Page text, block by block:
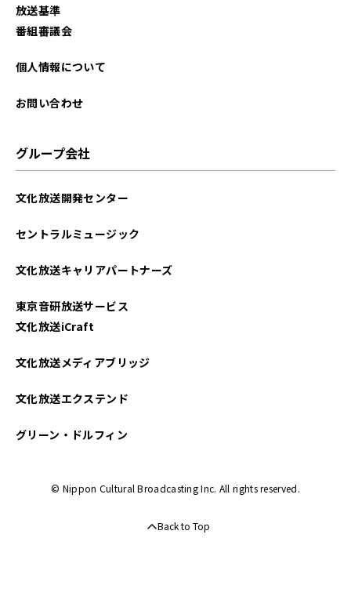
2025年09月
2025年06月
2025年01月
2024年12月
2024年11月
放送基準
番組審議会
個人情報について
お問い合わせ
グループ会社
文化放送開発センター
セントラルミュージック
文化放送キャリアパートナーズ
東京音研放送サービス
文化放送iCraft
文化放送メディアブリッジ
文化放送エクステンド
グリーン・ドルフィン
© Nippon Cultural Broadcasting Inc. All rights reserved.
Back to Top